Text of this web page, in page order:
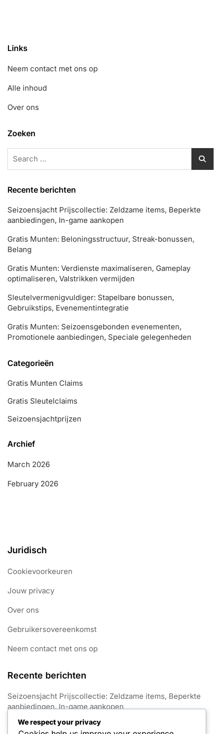
Links
Neem contact met ons op
Alle inhoud
Over ons
Zoeken
Recente berichten
Seizoensjacht Prijscollectie: Zeldzame items, Beperkte
aanbiedingen, In-game aankopen
Gratis Munten: Beloningsstructuur, Streak-bonussen,
Belang
Gratis Munten: Verdienste maximaliseren, Gameplay
optimaliseren, Valstrikken vermijden
Sleutelvermenigvuldiger: Stapelbare bonussen,
Gebruikstips, Evenementintegratie
Gratis Munten: Seizoensgebonden evenementen,
Promotionele aanbiedingen, Speciale gelegenheden
Categorieën
Gratis Munten Claims
Gratis Sleutelclaims
Seizoensjachtprijzen
Archief
March 2026
February 2026
Juridisch
Cookievoorkeuren
Jouw privacy
Over ons
Gebruikersovereenkomst
Neem contact met ons op
Recente berichten
Seizoensjacht Prijscollectie: Zeldzame items, Beperkte
aanbiedingen, In-game aankopen
Gratis Munten: Beloningsstructuur, Streak-bonussen,
We respect your privacy